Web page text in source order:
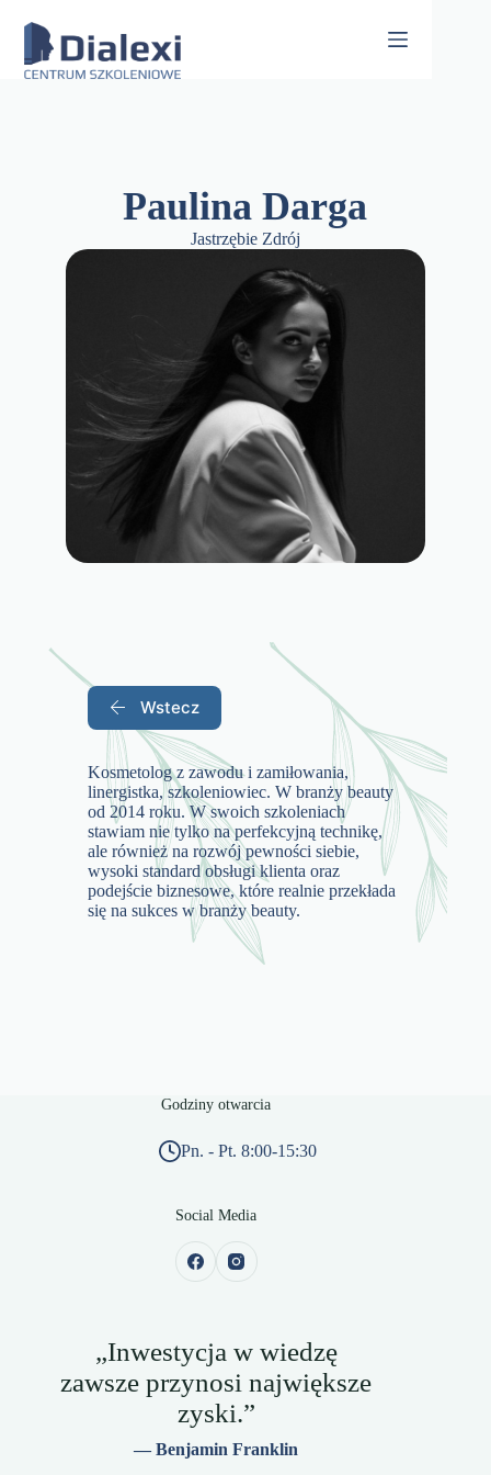
content
Paulina Darga
Jastrzębie Zdrój
Wstecz
Kosmetolog z zawodu i zamiłowania,
linergistka, szkoleniowiec. W branży beauty
od 2014 roku. W swoich szkoleniach
stawiam nie tylko na perfekcyjną technikę,
ale również na rozwój pewności siebie,
wysoki standard obsługi klienta oraz
podejście biznesowe, które realnie przekłada
się na sukces w branży beauty.
Godziny otwarcia
Pn. - Pt. 8:00-15:30
Social Media
„Inwestycja w wiedzę
zawsze przynosi największe
zyski.”
— Benjamin Franklin